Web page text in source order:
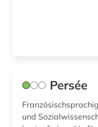
Persée
und